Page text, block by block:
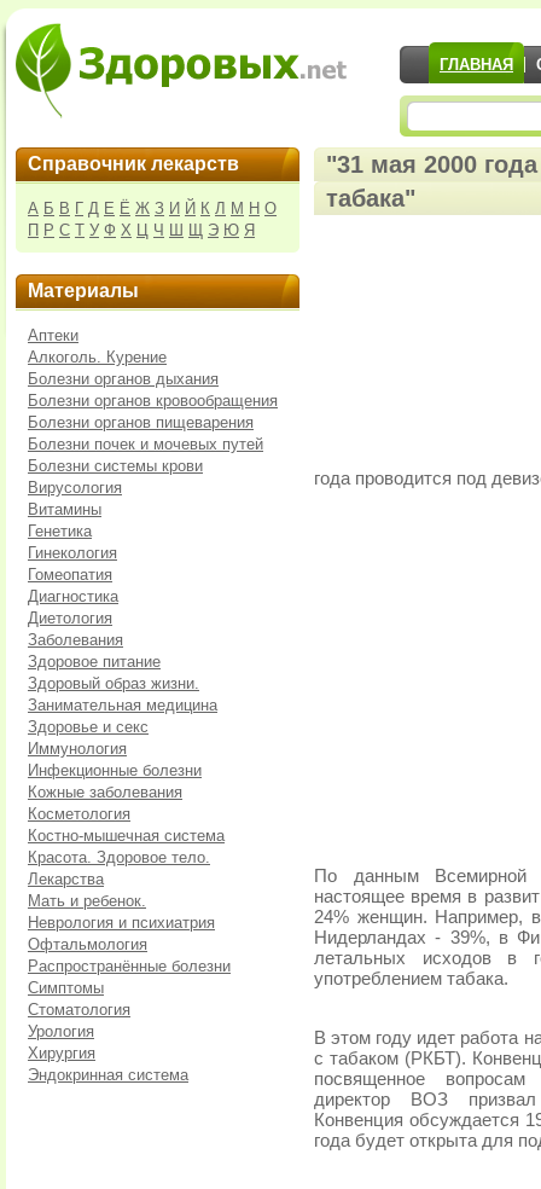
ГЛАВНАЯ
Справочник лекарств
А Б В Г Д Е Ё Ж З И Й К Л М Н О
П Р С Т У Ф Х Ц Ч Ш Щ Э Ю Я
Материалы
Аптеки
Алкоголь. Курение
Болезни органов дыхания
Болезни органов кровообращения
Болезни органов пищеварения
Болезни почек и мочевых путей
Болезни системы крови
Вирусология
Витамины
Генетика
Гинекология
Гомеопатия
Диагностика
Диетология
Заболевания
Здоровое питание
Здоровый образ жизни.
Занимательная медицина
Здоровье и секс
Иммунология
Инфекционные болезни
Кожные заболевания
Косметология
Костно-мышечная система
Красота. Здоровое тело.
Лекарства
Мать и ребенок.
Неврология и психиатрия
Офтальмология
Распространённые болезни
Симптомы
Стоматология
Урология
Хирургия
Эндокринная система
"31 мая 2000
табака"
года проводится под
По данным Всемирной
настоящее время в
24% женщин. Например,
Нидерландах - 39%, в
летальных исходов в
употреблением табака.
В этом году идет работа
с табаком (РКБТ).
посвященное вопросам
директор ВОЗ
Конвенция обсуждается
года будет открыта для